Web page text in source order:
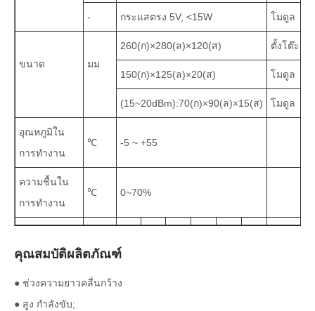
- กระแสตรง 5V, <15W โมดูล
ขนาด มม
260(ก)×280(ล)×120(ส) ตั้งโต๊ะ
150(ก)×125(ล)×20(ส) โมดูล
(15~20dBm):70(ก)×90(ล)×15(ส) โมดูล
อุณหภูมิใน
การทำงาน
℃ -5 ~ +55
ความชื้นใน
การทำงาน
℃ 0~70%
คุณสมบัติผลิตภัณฑ์
● ช่วงความยาวคลื่นกว้าง
● สูง กำลังขับ;